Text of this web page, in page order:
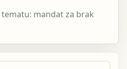
mandat za brak